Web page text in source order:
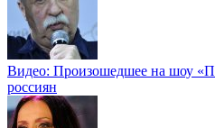
Видео: Произошедшее на шоу
россиян